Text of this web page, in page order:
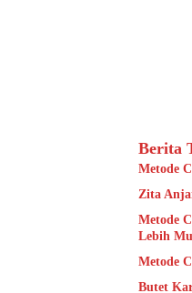
Berita
Metode
Zita
Metode
Lebih
Metode
Butet